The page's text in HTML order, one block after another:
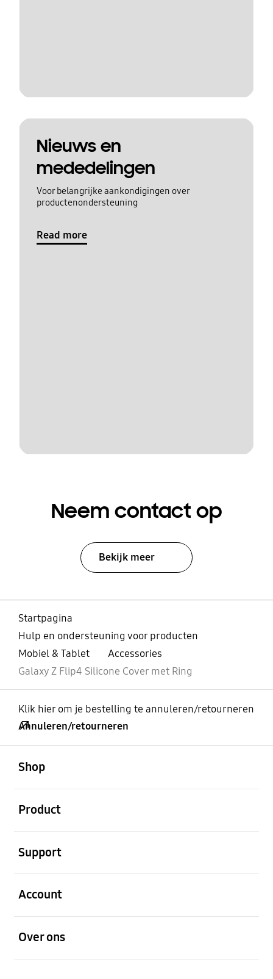
Nieuws en
mededelingen
Voor belangrijke aankondigingen over
productenondersteuning
Read more
Neem contact op
Bekijk meer
Startpagina
Hulp en ondersteuning voor producten
Mobiel & Tablet
Accessories
Galaxy Z Flip4 Silicone Cover met Ring
Klik hier om je bestelling te annuleren/retourneren
Annuleren/retourneren
Shop
Product
Support
Account
Over ons